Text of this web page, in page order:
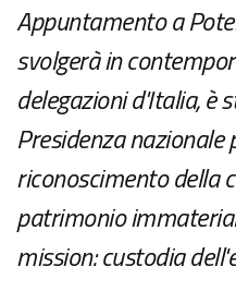
Appuntamento a
svolgerà in
delegazioni d'Italia, è
Presidenza nazionale
riconoscimento della
patrimonio
mission: custodia